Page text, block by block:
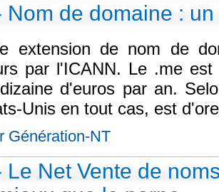
Nom de domaine :
extension de nom de
par l'ICANN. Le .me est
d'euros par an.
Unis en tout cas, est
Génération-NT
Le Net Vente de